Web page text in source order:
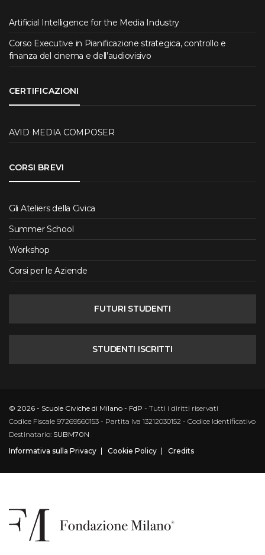
Artificial Intelligence for the Media Industry
Corso Executive in Pianificazione strategica, controllo e
finanza del cinema e dell’audiovisivo
CERTIFICAZIONI
AVID MEDIA COMPOSER
CORSI BREVI
Gli Ateliers della Civica
Summer School
Workshop
Corsi per le Aziende
FUTURI STUDENTI
STUDENTI ISCRITTI
© 2026 - Scuole Civiche di Milano - FdP - Tutti i diritti riservati
Codice Fiscale 97269560153 - Partita Iva 13212030152 - Codice Identificativo
Destinatario: SUBM70N
Informativa sulla Privacy
Cookie Policy Credits